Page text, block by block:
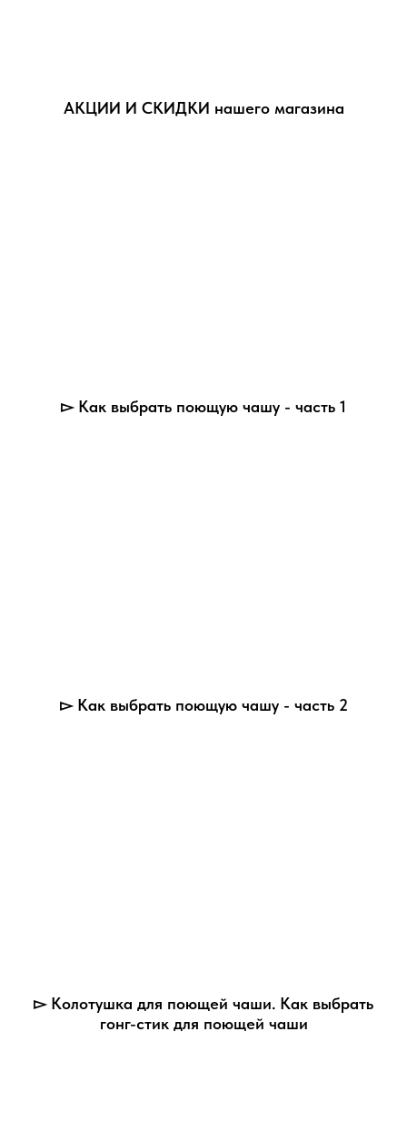
АКЦИИ И СКИДКИ нашего магазина
▻ Как выбрать поющую чашу - часть 1
▻ Как выбрать поющую чашу - часть 2
▻ Колотушка для поющей чаши. Как выбрать
гонг-стик для поющей чаши